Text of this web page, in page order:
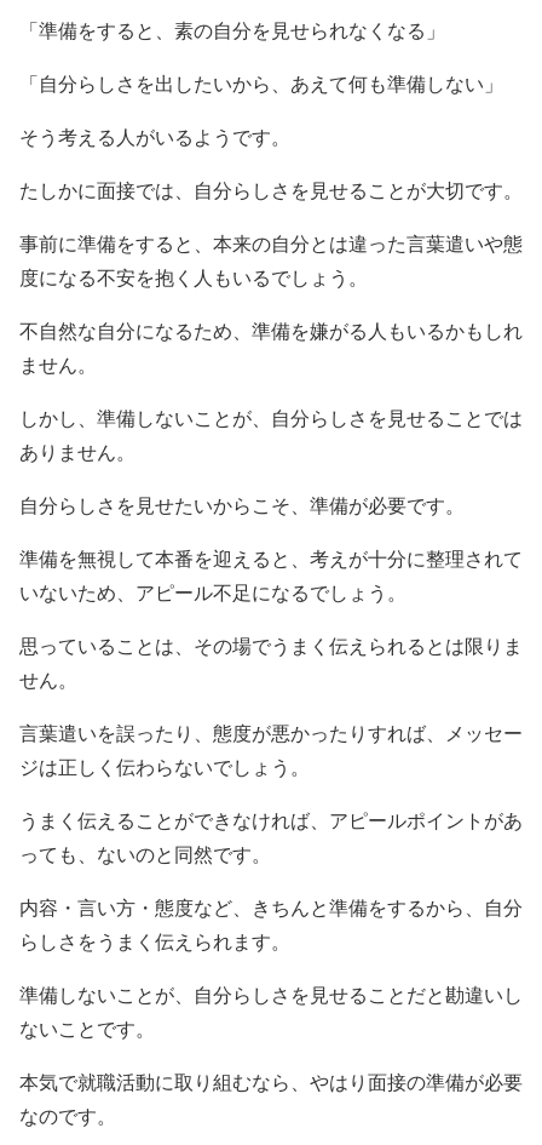
「準備をすると、素の自分を見せられなくなる」
「自分らしさを出したいから、あえて何も準備しない」
そう考える人がいるようです。
たしかに面接では、自分らしさを見せることが大切です。
事前に準備をすると、本来の自分とは違った言葉遣いや態
度になる不安を抱く人もいるでしょう。
不自然な自分になるため、準備を嫌がる人もいるかもしれ
ません。
しかし、準備しないことが、自分らしさを見せることでは
ありません。
自分らしさを見せたいからこそ、準備が必要です。
準備を無視して本番を迎えると、考えが十分に整理されて
いないため、アピール不足になるでしょう。
思っていることは、その場でうまく伝えられるとは限りま
せん。
言葉遣いを誤ったり、態度が悪かったりすれば、メッセー
ジは正しく伝わらないでしょう。
うまく伝えることができなければ、アピールポイントがあ
っても、ないのと同然です。
内容・言い方・態度など、きちんと準備をするから、自分
らしさをうまく伝えられます。
準備しないことが、自分らしさを見せることだと勘違いし
ないことです。
本気で就職活動に取り組むなら、やはり面接の準備が必要
なのです。